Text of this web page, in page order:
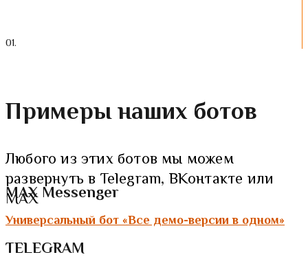
01.
Примеры наших ботов
Любого из этих ботов мы можем
развернуть в Telegram, ВКонтакте или
MAX
MAX Messenger
Универсальный бот «Все демо-версии в одном»
TELEGRAM